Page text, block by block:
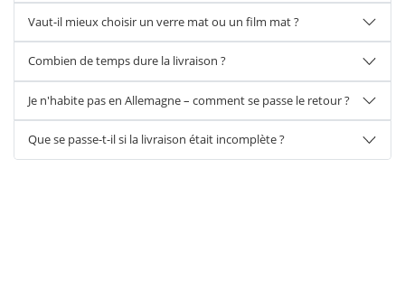
Vaut-il mieux choisir un verre mat ou un film mat ?
Combien de temps dure la livraison ?
Je n'habite pas en Allemagne – comment se passe le retour ?
Que se passe-t-il si la livraison était incomplète ?